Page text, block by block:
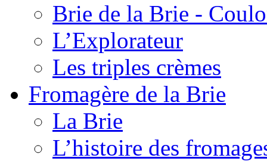
Brie de la Brie -
L’Explorateur
Les triples crèmes
Fromagère de la Brie
La Brie
L’histoire des